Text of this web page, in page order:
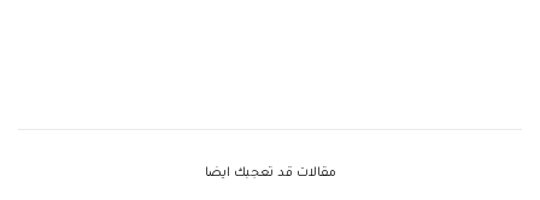
مقالات قد تعجبك ايضا